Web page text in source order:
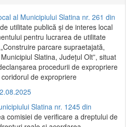
al Municipiului Slatina nr. 261 din
utilitate publică și de interes local
pentru lucrarea de utilitate
parcare supraetajată,
Slatina, Județul Olt”, situat
procedurii de expropriere
de expropriere
Slatina nr. 1245 din
comisiei de verificare a dreptului de